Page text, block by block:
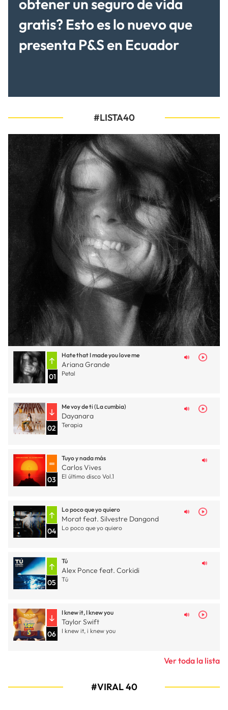
obtener un seguro de vida
gratis? Esto es lo nuevo que
presenta P&S en Ecuador
#LISTA40
01
Hate that I made you love me
Ariana Grande
Petal
02
Me voy de ti (La cumbia)
Dayanara
Terapia
03
Tuyo y nada más
Carlos Vives
El último disco Vol.1
04
Lo poco que yo quiero
Morat feat. Silvestre Dangond
Lo poco que yo quiero
05
Tú
Alex Ponce feat. Corkidi
Tú
06
I knew it, I knew you
Taylor Swift
I knew it, i knew you
Ver toda la lista
#VIRAL 40